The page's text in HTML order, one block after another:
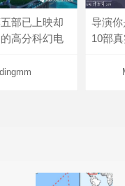
部已上映却
高分科幻电
导演
10部